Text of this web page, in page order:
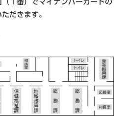
１番）でマイナンバーカードの
だきます。